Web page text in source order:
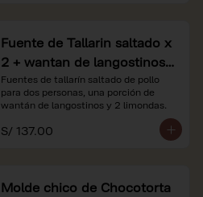
Fuente de Tallarin saltado x
2 + wantan de langostinos +
2 limonadas
Fuentes de tallarín saltado de pollo
para dos personas, una porción de
wantán de langostinos y 2 limondas.
S/ 137.00
Molde chico de Chocotorta